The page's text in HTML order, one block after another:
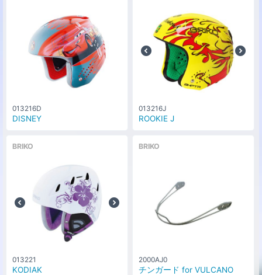
013216D
DISNEY
013216J
ROOKIE J
BRIKO
013221
KODIAK
BRIKO
2000AJ0
チンガード for VULCANO